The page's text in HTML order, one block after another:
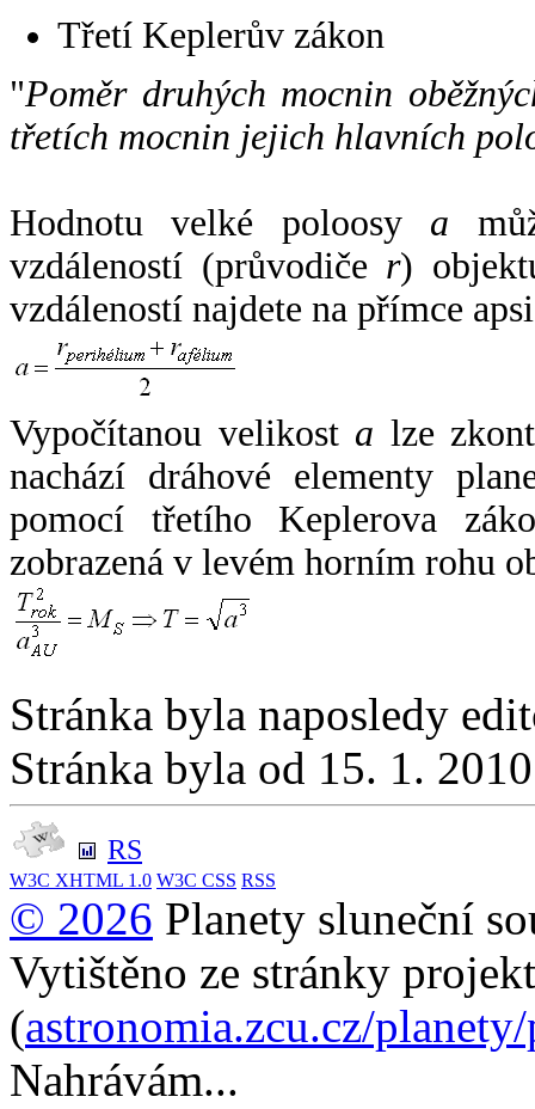
Třetí Keplerův zákon
"Poměr druhých mocnin
třetích mocnin jejich hlavních
Hodnotu velké poloosy a
vzdáleností (průvodiče r)
vzdáleností najdete na přímce
Vypočítanou velikost a lze
nachází dráhové elementy
pomocí třetího Keplerova
zobrazená v levém horním rohu
Stránka byla naposledy
Stránka byla od 15. 1.
RS
W3C XHTML 1.0 W3C CSS RSS
© 2026 Planety sluneční
Vytištěno ze stránky
(astronomia.zcu.cz/
Nahrávám...